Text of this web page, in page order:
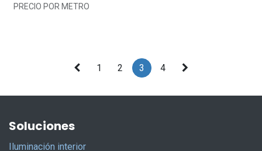
PRECIO POR METRO
1 2 3 4
Soluciones
Iluminación interior